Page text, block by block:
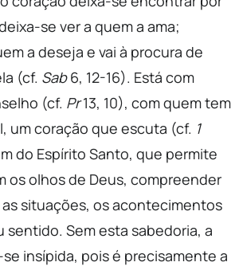
se ver a quem a ama;
a deseja e vai à procura de
(cf. Sab6, 12-16). Está com
(cf. Pr13, 10), com quem tem
um coração que escuta (cf. 1
do Espírito Santo, que permite
os olhos de Deus, compreender
situações, os acontecimentos
sentido. Sem esta sabedoria, a
insípida, pois é precisamente a